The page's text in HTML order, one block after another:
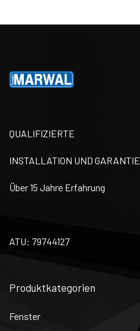
QUALIFIZIERTE
INSTALLATION UND GARANTIE
Über 15 Jahre Erfahrung
ATU: 79744127
Produktkategorien
Fenster